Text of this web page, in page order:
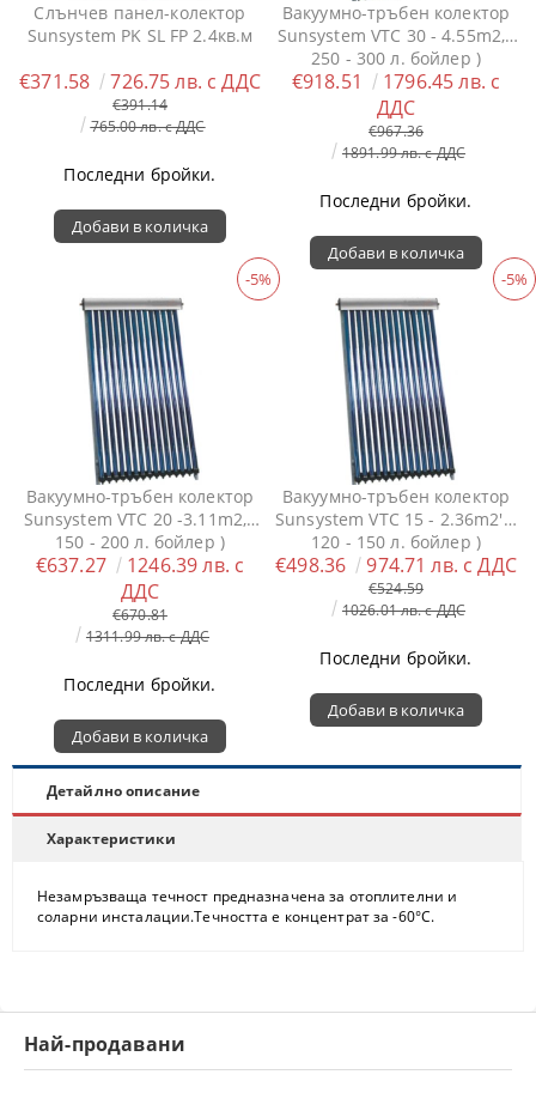
Слънчев панел-колектор
Sunsystem PK SL FP 2.4кв.м
€371.58 726.75 лв. с ДДС
€391.14
765.00 лв. с ДДС
Последни бройки.
Вакуумно-тръбен колектор
Sunsystem VTC 30 - 4.55m2, (
250 - 300 л. бойлер )
€918.51
1796.45 лв. с
ДДС
€967.36
1891.99 лв. с ДДС
Последни бройки.
Вакуумно-тръбен колектор
Sunsystem VTC 20 -3.11m2, (
150 - 200 л. бойлер )
-5%
€637.27
1246.39 лв. с
ДДС
€670.81
1311.99 лв. с ДДС
Последни бройки.
Вакуумно-тръбен колектор
Sunsystem VTC 15 - 2.36m2', (
120 - 150 л. бойлер )
-5%
€498.36 974.71 лв. с ДДС
€524.59
1026.01 лв. с ДДС
Последни бройки.
Детайлно описание
Характеристики
Незамръзваща течност предназначена за отоплителни и
соларни инсталации.Течността е концентрат за -60°C.
Най-продавани